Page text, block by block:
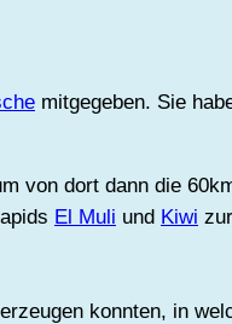
mitgegeben. Sie
von dort dann die
El Muli und Kiwi
konnten, in